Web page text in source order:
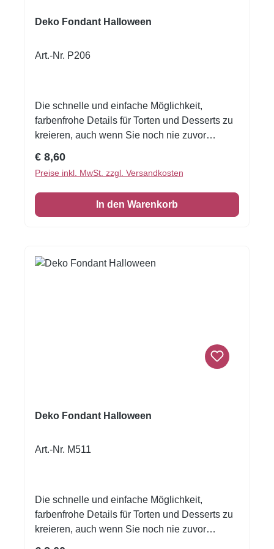
Deko Fondant Halloween
Art.-Nr. P206
Die schnelle und einfache Möglichkeit,
farbenfrohe Details für Torten und Desserts zu
kreieren, auch wenn Sie noch nie zuvor
schneiden oder stanzen Sie jede beliebige
Form - keine Vorbereitung. Fondantfolie hat
einen leichten, süßen Geschmack. Auch das
Einschlagen von Keksen oder Kuchen ist
Regulärer Preis:
€ 8,60
Preise inkl. MwSt. zzgl. Versandkosten
In den Warenkorb
Deko Fondant Halloween
Art.-Nr. M511
Die schnelle und einfache Möglichkeit,
farbenfrohe Details für Torten und Desserts zu
kreieren, auch wenn Sie noch nie zuvor